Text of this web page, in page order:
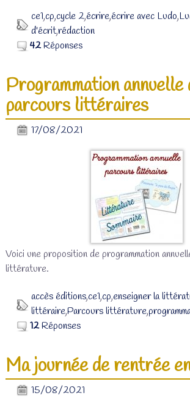
ce1,cp,cycle 2,écrire,écrire avec Ludo,
d'écrit,rédaction
42Réponses
Programmation annuelle
parcours littéraires
17/08/2021
Voici une proposition de programmation
littérature.
accès éditions,ce1,cp,enseigner la
littéraire,Parcours littérature,
12Réponses
Ma journée de rentrée
15/08/2021